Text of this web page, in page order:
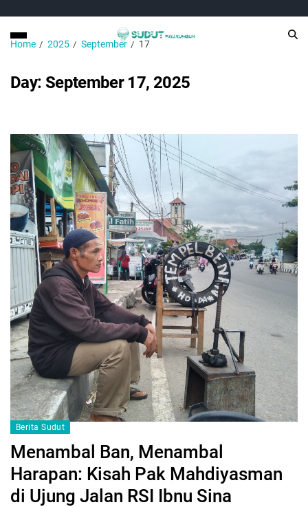
Home 2025 September 17
Day: September 17, 2025
Berita Sudut
Menambal Ban, Menambal
Harapan: Kisah Pak Mahdiyasman
di Ujung Jalan RSI Ibnu Sina